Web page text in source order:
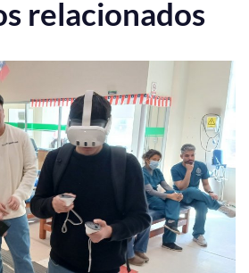
relacionados